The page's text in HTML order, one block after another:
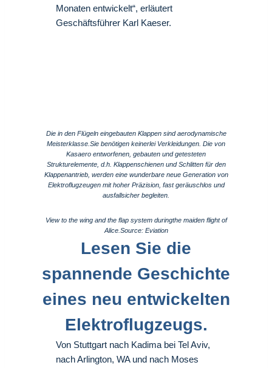
Monaten entwickelt“, erläutert
Geschäftsführer Karl Kaeser.
Die in den Flügeln eingebauten Klappen sind aerodynamische
Meisterklasse.Sie benötigen keinerlei Verkleidungen. Die von
Kasaero entworfenen, gebauten und getesteten
Strukturelemente, d.h. Klappenschienen und Schlitten für den
Klappenantrieb, werden eine wunderbare neue Generation von
Elektroflugzeugen mit hoher Präzision, fast geräuschlos und
ausfallsicher begleiten.
View to the wing and the flap system duringthe maiden flight of
Alice.Source: Eviation
Lesen Sie die
spannende Geschichte
eines neu entwickelten
Elektroflugzeugs.
Von Stuttgart nach Kadima bei Tel Aviv,
nach Arlington, WA und nach Moses